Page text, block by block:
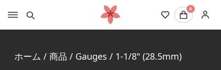
0
ホーム / 商品 / Gauges / 1-1/8" (28.5mm)